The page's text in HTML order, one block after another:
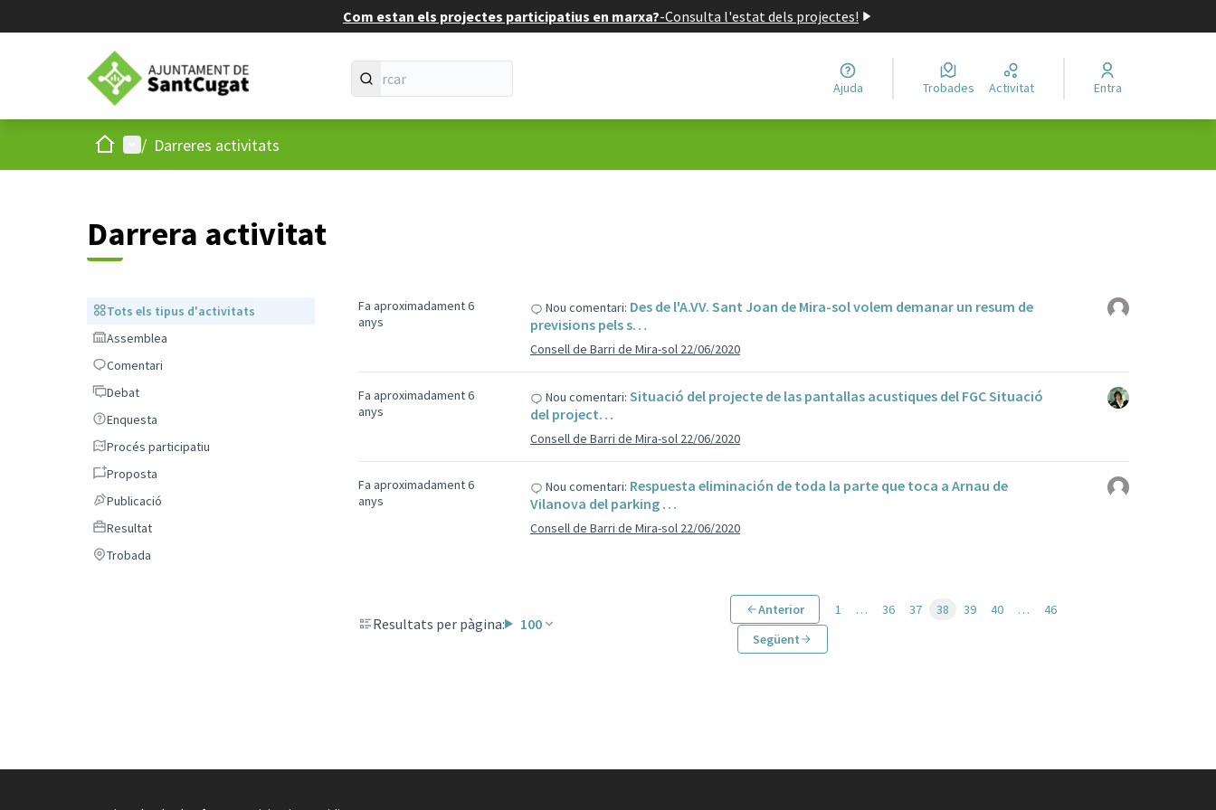
Com estan els projectes participatius en marxa?-Consulta l'estat dels projectes!
Ajuda Trobades Activitat Entra
Inici Menú principal
/ Darreres activitats
Darrera activitat
Tots els tipus d'activitats
Tots els tipus d'activitats
Assemblea
Assemblea
Comentari
Comentari
DebatDebat
Enquesta
Enquesta
Procés participatiu
Procés participatiu
Proposta
Proposta
Publicació
Publicació
Resultat
Resultat
Trobada
Trobada
Fa aproximadament 6
anys
Nou comentari: Des de l'A.VV. Sant Joan de Mira-sol volem demanar un resum de
previsions pels s…
Consell de Barri de Mira-sol 22/06/2020
Fa aproximadament 6
anys
Nou comentari: Situació del projecte de las pantallas acustiques del FGC Situació
del project…
Consell de Barri de Mira-sol 22/06/2020
Fa aproximadament 6
anys
Nou comentari: Respuesta eliminación de toda la parte que toca a Arnau de
Vilanova del parking …
Consell de Barri de Mira-sol 22/06/2020
Resultats per pàgina: 100
Anterior 1 … 36 37 38 39 40 …
46
Següent